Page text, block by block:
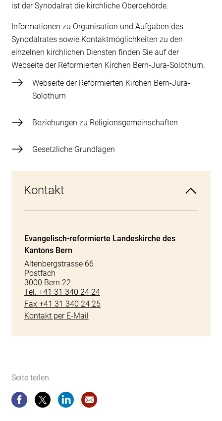
ist der Synodalrat die kirchliche Oberbehörde.
Informationen zu Organisation und Aufgaben des
Synodalrates sowie Kontaktmöglichkeiten zu den
einzelnen kirchlichen Diensten finden Sie auf der
Webseite der Reformierten Kirchen Bern-Jura-Solothurn.
Webseite der Reformierten Kirchen Bern-Jura-
Solothurn
Beziehungen zu Religionsgemeinschaften
Gesetzliche Grundlagen
Kontakt
Evangelisch-reformierte Landeskirche des
Kantons Bern
Altenbergstrasse 66
Postfach
3000 Bern 22
Tel. +41 31 340 24 24
Fax +41 31 340 24 25
Kontakt per E-Mail
Seite teilen
Seite teilenSeite teilenSeite teilenWebsite-Empfehlung: Evangelisch-